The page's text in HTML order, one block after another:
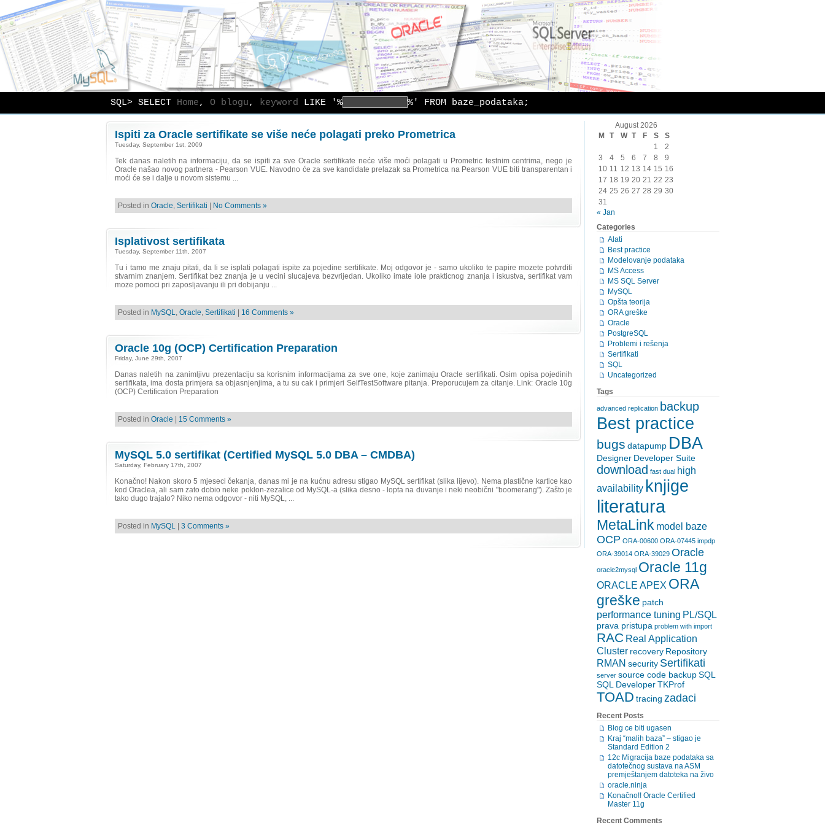
SQL> SELECT Home, O blogu, keyword LIKE '% %' FROM baze_podataka;
Ispiti za Oracle sertifikate se više neće polagati preko Prometrica
Tuesday, September 1st, 2009
Tek danas naletih na informaciju, da se ispiti za sve Oracle sertifikate neće više moći polagati u Prometric testnim centrima, nego je
Oracle našao novog partnera - Pearson VUE. Navodno će za sve kandidate prelazak sa Prometrica na Pearson VUE biti transparentan i
moći će se i dalje u novom sistemu ...
Posted in Oracle, Sertifikati No Comments »
Isplativost sertifikata
Tuesday, September 11th, 2007
Tu i tamo me znaju pitati, da li se isplati polagati ispite za pojedine sertifikate. Moj odgovor je - samo ukoliko te papire mozete potvrditi
stvarnim znanjem. Sertifikat bez znanja je u vecini slucajeva bezvrijedan. Ukoliko imate iole prakticnog znanja i iskustva, sertifikat vam
moze pomoci pri zaposljavanju ili pri dobijanju ...
Posted in MySQL, Oracle, Sertifikati 16 Comments »
Oracle 10g (OCP) Certification Preparation
Friday, June 29th, 2007
Danas naletih na zanimljivu prezentaciju sa korisnim informacijama za sve one, koje zanimaju Oracle sertifikati. Osim opisa pojedinih
sertifikata, ima dosta primjera sa objasnjenjima, a tu su cak i primjeri SelfTestSoftware pitanja. Preporucujem za citanje. Link: Oracle 10g
(OCP) Certification Preparation
Posted in Oracle 15 Comments »
MySQL 5.0 sertifikat (Certified MySQL 5.0 DBA – CMDBA)
Saturday, February 17th, 2007
Konačno! Nakon skoro 5 mjeseci čekanja, danas mi je na kućnu adresu stigao MySQL sertifikat (slika lijevo). Nema plastične kartice kao
kod Oraclea, ali sam zato dobio neke poklon-zezalice od MySQL-a (slika desno - lopta na duvanje i neki neobični "boomerang"). Zašto je
tako dugo trajalo? Niko nema odgovor - niti MySQL, ...
Posted in MySQL 3 Comments »
August 2026
M
T W T F S
S
1
2
3
4 5 6 7 8
9
10 11 12 13 14 15 16
17 18 19 20 21 22 23
24 25 26 27 28 29 30
31
« Jan
Categories
Alati
Best practice
Modelovanje podataka
MS Access
MS SQL Server
MySQL
Opšta teorija
ORA greške
Oracle
PostgreSQL
Problemi i rešenja
Sertifikati
SQL
Uncategorized
Tags
advanced replication backup
Best practice
bugs datapump DBA
Designer Developer Suite
download fast dual high
availability knjige
literatura
MetaLink model baze
OCP ORA-00600 ORA-07445 impdp
ORA-39014 ORA-39029 Oracle
oracle2mysql Oracle 11g
ORACLE APEX ORA
greške patch
performance tuning PL/SQL
prava pristupa problem with import
RAC Real Application
Cluster recovery Repository
RMAN security Sertifikati
server source code backupSQL
SQL DeveloperTKProf
TOAD tracing zadaci
Recent Posts
Blog ce biti ugasen
Kraj “malih baza” – stigao je
Standard Edition 2
12c Migracija baze podataka sa
datotečnog sustava na ASM
premještanjem datoteka na živo
oracle.ninja
Konačno!! Oracle Certified
Master 11g
Recent Comments